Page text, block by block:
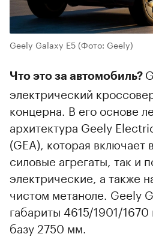
Geely Galaxy E5(Фото: Geely)
00:00
Что это за автомобиль?
электрический
концерна. В его основе
архитектура Geely
(GEA), которая включает
силовые агрегаты, так и
электрические, а также
чистом метаноле. Geely
габариты 4615/1901/
базу 2750 мм.